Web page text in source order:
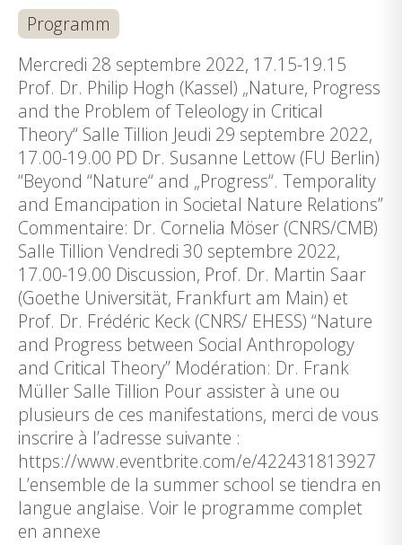
Programm
Mercredi 28 septembre 2022, 17.15-19.15
Prof. Dr. Philip Hogh (Kassel) „Nature, Progress
and the Problem of Teleology in Critical
Theory“ Salle Tillion Jeudi 29 septembre 2022,
17.00-19.00 PD Dr. Susanne Lettow (FU Berlin)
“Beyond “Nature“ and „Progress“. Temporality
and Emancipation in Societal Nature Relations”
Commentaire: Dr. Cornelia Möser (CNRS/CMB)
Salle Tillion Vendredi 30 septembre 2022,
17.00-19.00 Discussion, Prof. Dr. Martin Saar
(Goethe Universität, Frankfurt am Main) et
Prof. Dr. Frédéric Keck (CNRS/ EHESS) “Nature
and Progress between Social Anthropology
and Critical Theory” Modération: Dr. Frank
Müller Salle Tillion Pour assister à une ou
plusieurs de ces manifestations, merci de vous
inscrire à l’adresse suivante :
https://www.eventbrite.com/e/422431813927
L’ensemble de la summer school se tiendra en
langue anglaise. Voir le programme complet
en annexe